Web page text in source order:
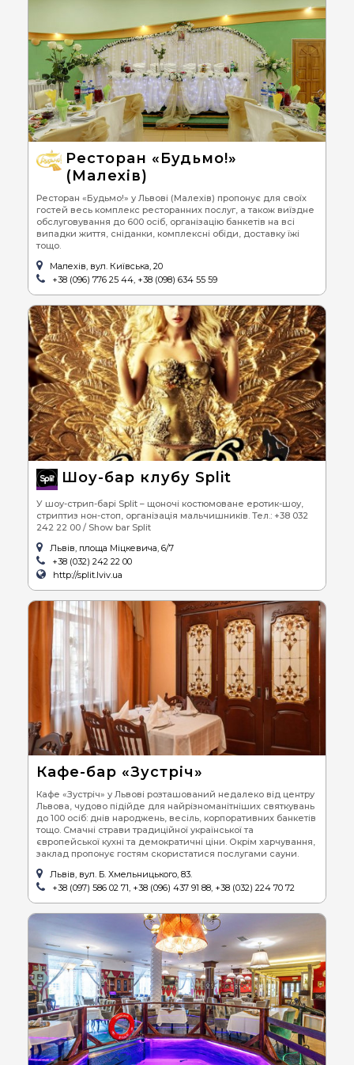
Ресторан «Будьмо!»
(Малехів)
Ресторан «Будьмо!» у Львові (Малехів) пропонує для своїх
гостей весь комплекс ресторанних послуг, а також виїздне
обслуговування до 600 осіб, організацію банкетів на всі
випадки життя, сніданки, комплексні обіди, доставку їжі
тощо.
Малехів, вул. Київська, 20
+38 (096) 776 25 44, +38 (098) 634 55 59
Шоу-бар клубу Split
У шоу-стрип-барі Split – щоночі костюмоване еротик-шоу,
стриптиз нон-стоп, організація мальчишників. Тел.: +38 032
242 22 00 / Show bar Split
Львів, площа Міцкевича, 6/7
+38 (032) 242 22 00
http://split.lviv.ua
Кафе-бар «Зустріч»
Кафе «Зустріч» у Львові розташований недалеко від центру
Львова, чудово підійде для найрізноманітніших святкувань
до 100 осіб: днів народжень, весіль, корпоративних банкетів
тощо. Смачні страви традиційної української та
європейської кухні та демократичні ціни. Окрім харчування,
заклад пропонує гостям скористатися послугами сауни.
Львів, вул. Б. Хмельницького, 83.
+38 (097) 586 02 71, +38 (096) 437 91 88, +38 (032) 224 70 72